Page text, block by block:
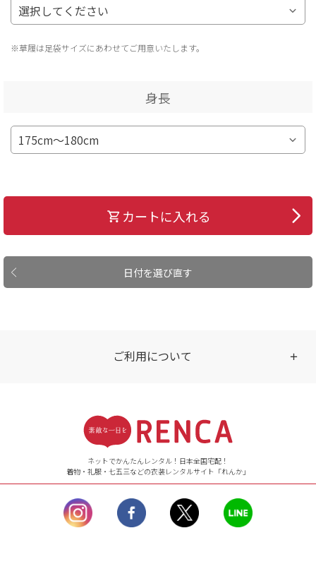
※草履は足袋サイズにあわせてご用意いたします。
身長
日付を選び直す
カートに入れる
ご利用について
【ご注文（インターネット）】
24時間年中無休
【お問い合わせ窓口（メー
ル）】10:00~17:00
土曜日、日曜日、臨
時休業日を除く。
営業時間外にいただ
ネットでかんたんレンタル！日本全国宅配！
着物・礼服・七五三などの衣装レンタルサイト「れんか」